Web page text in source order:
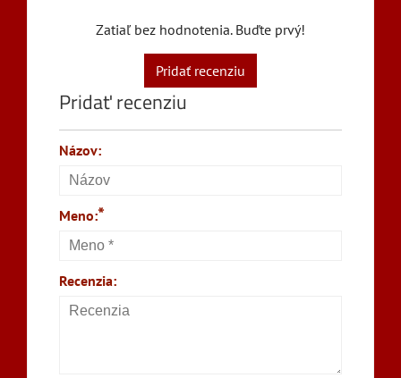
Zatiaľ bez hodnotenia. Buďte prvý!
Pridať recenziu
Pridať recenziu
Názov:
Meno:*
Recenzia: